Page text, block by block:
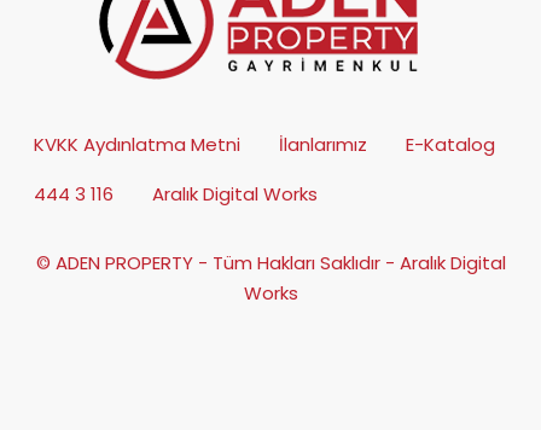
KVKK Aydınlatma Metni İlanlarımız
E-Katalog
444 3 116
Aralık Digital Works
© ADEN PROPERTY - Tüm Hakları Saklıdır - Aralık Digital
Works